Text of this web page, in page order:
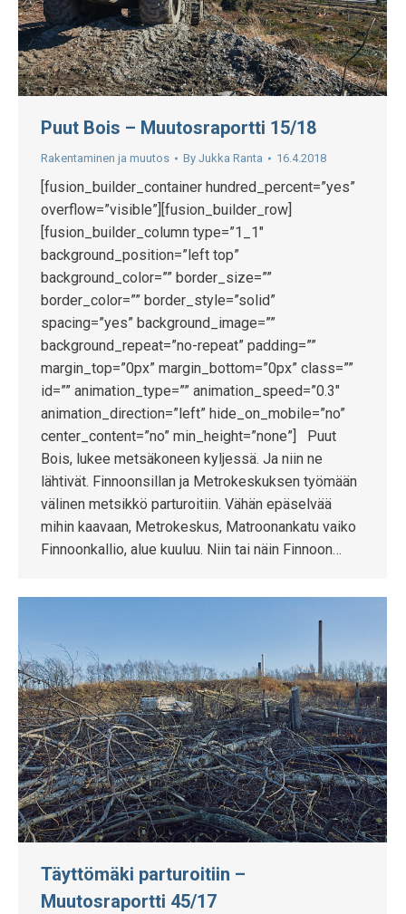
Puut Bois – Muutosraportti 15/18
Rakentaminen ja muutos By Jukka Ranta 16.4.2018
[fusion_builder_container hundred_percent=”yes”
overflow=”visible”][fusion_builder_row]
[fusion_builder_column type=”1_1″
background_position=”left top”
background_color=”” border_size=””
border_color=”” border_style=”solid”
spacing=”yes” background_image=””
background_repeat=”no-repeat” padding=””
margin_top=”0px” margin_bottom=”0px” class=””
id=”” animation_type=”” animation_speed=”0.3″
animation_direction=”left” hide_on_mobile=”no”
center_content=”no” min_height=”none”] Puut
Bois, lukee metsäkoneen kyljessä. Ja niin ne
lähtivät. Finnoonsillan ja Metrokeskuksen työmään
välinen metsikkö parturoitiin. Vähän epäselvää
mihin kaavaan, Metrokeskus, Matroonankatu vaiko
Finnoonkallio, alue kuuluu. Niin tai näin Finnoon…
Täyttömäki parturoitiin –
Muutosraportti 45/17